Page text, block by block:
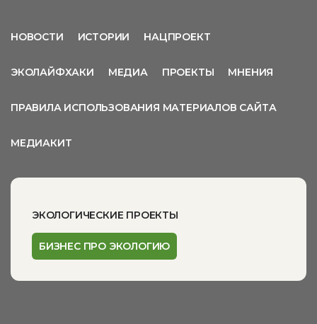
НОВОСТИ ИСТОРИИ НАЦПРОЕКТ
ЭКОЛАЙФХАКИ МЕДИА ПРОЕКТЫ МНЕНИЯ
ПРАВИЛА ИСПОЛЬЗОВАНИЯ МАТЕРИАЛОВ САЙТА
МЕДИАКИТ
ЭКОЛОГИЧЕСКИЕ ПРОЕКТЫ
БИЗНЕС ПРО ЭКОЛОГИЮ